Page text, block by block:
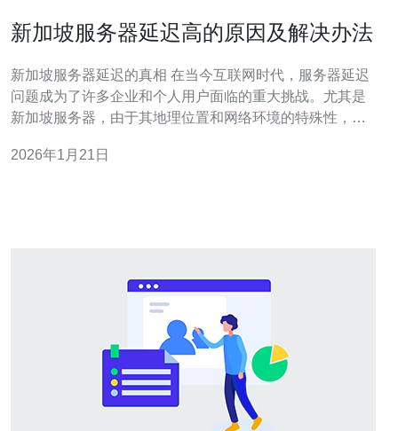
新加坡服务器延迟高的原因及解决办法
新加坡服务器延迟的真相 在当今互联网时代，服务器延迟
问题成为了许多企业和个人用户面临的重大挑战。尤其是
新加坡服务器，由于其地理位置和网络环境的特殊性，延
原因，并提供切实可行的解决办法。 以下是文章的精华内
2026年1月21日